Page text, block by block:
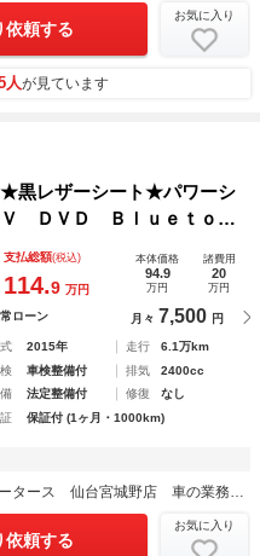
依頼する
お気に入り
人が見ています
レザーシート★パワーシ
ＤＶＤ Ｂｌｕｅｔｏｏ
ーズコントロール★純正
トノカバー★フロアマット
支払総額(税込)
114.9 万円
本体価格
94.9
万円
諸費用
20
万円
ローン 月々 7,500 円
2015年 走行
6.1万km
車検整備付 排気
2400cc
法定整備付 修復
なし
保証付 (1ヶ月・1000km)
依頼する
お気に入り